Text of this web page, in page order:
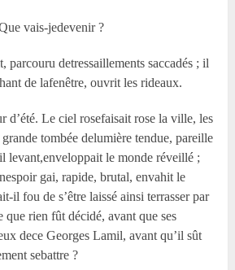
vais-jedevenir ?
parcouru detressaillements saccadés ; il
de lafenêtre, ouvrit les rideaux.
d’été. Le ciel rosefaisait rose la ville, les
tombée delumière tendue, pareille
levant,enveloppait le monde réveillé ;
gai, rapide, brutal, envahit le
il fou de s’être laissé ainsi terrasser par
que rien fût décidé, avant que ses
dece Georges Lamil, avant qu’il sût
sebattre ?